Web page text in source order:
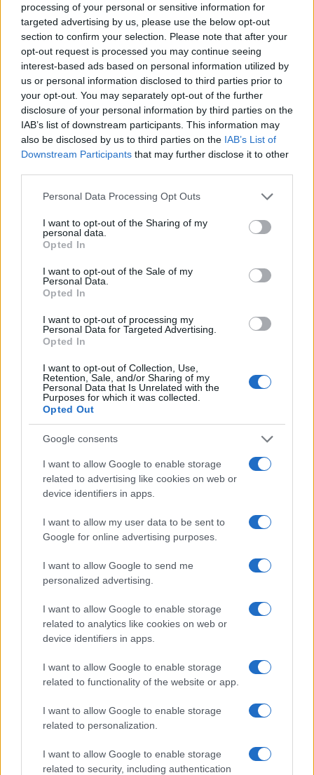
processing of your personal or sensitive information for
targeted advertising by us, please use the below opt-out
section to confirm your selection. Please note that after your
opt-out request is processed you may continue seeing
interest-based ads based on personal information utilized by
us or personal information disclosed to third parties prior to
your opt-out. You may separately opt-out of the further
disclosure of your personal information by third parties on the
IAB’s list of downstream participants. This information may
also be disclosed by us to third parties on the IAB’s List of
Downstream Participants that may further disclose it to other
Please note that this website/app uses one or more Google
not limited to your visit or usage behaviour. You may click to
grant or deny consent to Google and its third-party tags to
use your data for below specified purposes in below Google
consent section.
Personal Data Processing Opt Outs
I want to opt-out of the Sharing of my
personal data.
Opted In
I want to opt-out of the Sale of my
Personal Data.
Opted In
I want to opt-out of processing my
Personal Data for Targeted Advertising.
Opted In
I want to opt-out of Collection, Use,
Retention, Sale, and/or Sharing of my
Personal Data that Is Unrelated with the
Purposes for which it was collected.
Opted Out
Google consents
I want to allow Google to enable storage
related to advertising like cookies on web or
device identifiers in apps.
I want to allow my user data to be sent to
Google for online advertising purposes.
I want to allow Google to send me
personalized advertising.
I want to allow Google to enable storage
related to analytics like cookies on web or
device identifiers in apps.
I want to allow Google to enable storage
related to functionality of the website or app.
I want to allow Google to enable storage
related to personalization.
I want to allow Google to enable storage
related to security, including authentication
NEWS
Arrestati cinque agenti della polizia locale di Milano: le
Alessandro Tassinari · 7 Ago 2026